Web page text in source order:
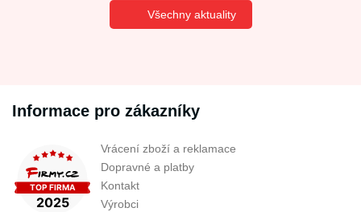
Všechny aktuality
Informace pro zákazníky
Vrácení zboží a reklamace
Dopravné a platby
Kontakt
Výrobci